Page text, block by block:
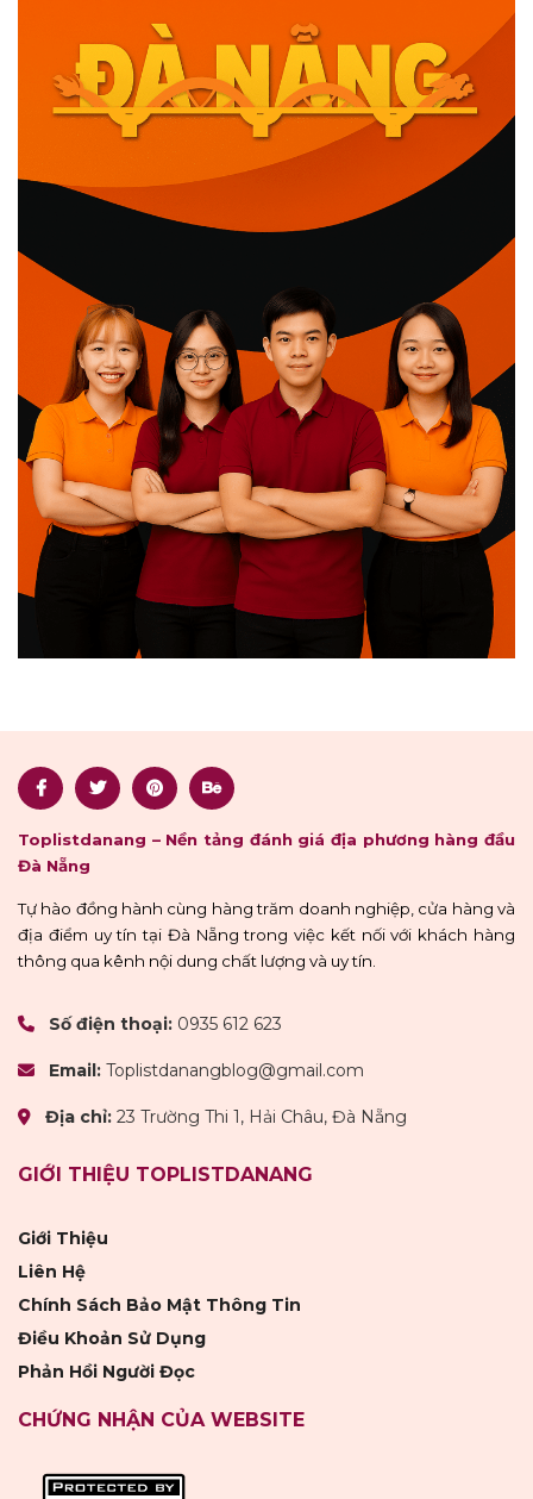
Toplistdanang – Nền tảng đánh giá địa phương hàng đầu
Đà Nẵng
Tự hào đồng hành cùng hàng trăm doanh nghiệp, cửa hàng và
địa điểm uy tín tại Đà Nẵng trong việc kết nối với khách hàng
thông qua kênh nội dung chất lượng và uy tín.
Số điện thoại: 0935 612 623
Email: Toplistdanangblog@gmail.com
Địa chỉ: 23 Trường Thi 1, Hải Châu, Đà Nẵng
GIỚI THIỆU TOPLISTDANANG
Giới Thiệu
Liên Hệ
Chính Sách Bảo Mật Thông Tin
Điều Khoản Sử Dụng
Phản Hồi Người Đọc
CHỨNG NHẬN CỦA WEBSITE